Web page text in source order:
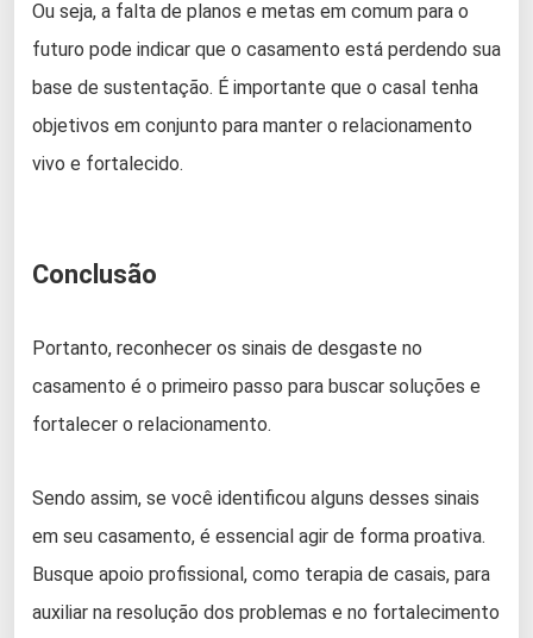
Ou seja, a falta de planos e metas em comum para o
futuro pode indicar que o casamento está perdendo sua
base de sustentação. É importante que o casal tenha
objetivos em conjunto para manter o relacionamento
vivo e fortalecido.
Conclusão
Portanto, reconhecer os sinais de desgaste no
casamento é o primeiro passo para buscar soluções e
fortalecer o relacionamento.
Sendo assim, se você identificou alguns desses sinais
em seu casamento, é essencial agir de forma proativa.
Busque apoio profissional, como terapia de casais, para
auxiliar na resolução dos problemas e no fortalecimento